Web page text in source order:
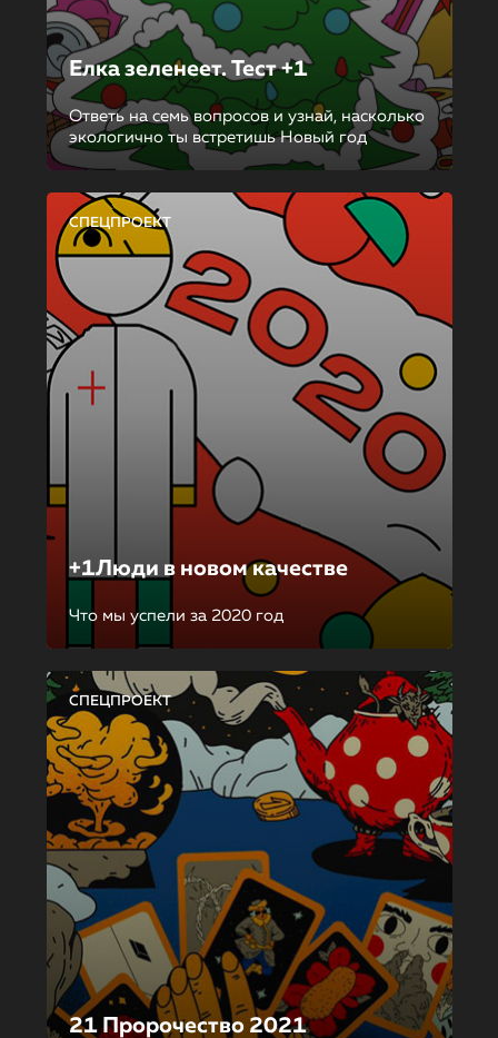
Елка зеленеет. Тест +1
Ответь на семь вопросов и узнай, насколько
экологично ты встретишь Новый год
СПЕЦПРОЕКТ
+1Люди в новом качестве
Что мы успели за 2020 год
СПЕЦПРОЕКТ
21 Пророчество 2021